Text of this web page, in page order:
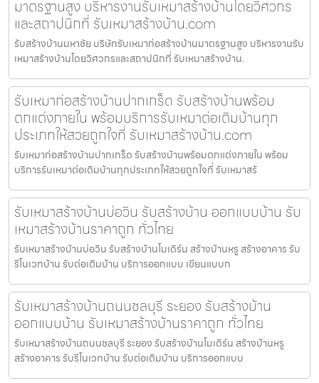
มาตรฐานสูง บริหารงานรับเหมาสร้างบ้านโดยวิศวกร
และสถาปนิกที่ รับเหมาสร้างบ้าน.com
รับสร้างบ้านมหาชัย บริษัทรับเหมาก่อสร้างบ้านมาตรฐานสูง บริหารงานรับ
เหมาสร้างบ้านโดยวิศวกรและสถาปนิกที่ รับเหมาสร้างบ้าน.
รับเหมาก่อสร้างบ้านปากเกร็ด รับสร้างบ้านพร้อม
ตกแต่งภายใน พร้อมบริการรับเหมาต่อเติมบ้านทุก
ประเภทให้สวยถูกใจที่ รับเหมาสร้างบ้าน.com
รับเหมาก่อสร้างบ้านปากเกร็ด รับสร้างบ้านพร้อมตกแต่งภายใน พร้อม
บริการรับเหมาต่อเติมบ้านทุกประเภทให้สวยถูกใจที่ รับเหมาสร้
รับเหมาสร้างบ้านบ่อวิน รับสร้างบ้าน ออกแบบบ้าน รับ
เหมาสร้างบ้านราคาถูก ทั่วไทย
รับเหมาสร้างบ้านบ่อวิน รับสร้างบ้านโมเดิร์น สร้างบ้านหรู สร้างอาคาร รับ
รีโนเวทบ้าน รับต่อเติมบ้าน บริการออกแบบ เขียนแบบก
รับเหมาสร้างบ้านถนนชลบุรี ระยอง รับสร้างบ้าน
ออกแบบบ้าน รับเหมาสร้างบ้านราคาถูก ทั่วไทย
รับเหมาสร้างบ้านถนนชลบุรี ระยอง รับสร้างบ้านโมเดิร์น สร้างบ้านหรู
สร้างอาคาร รับรีโนเวทบ้าน รับต่อเติมบ้าน บริการออกแบบ